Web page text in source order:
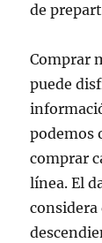
de
Comprar
puede
podemos
comprar
línea. El
considera